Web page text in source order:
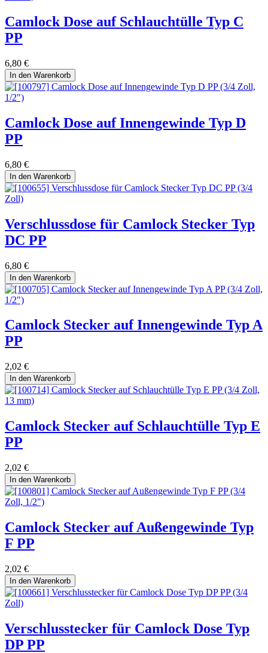
Camlock Dose auf Schlauchtülle Typ C
PP
6,80 €
In den Warenkorb
Camlock Dose auf Innengewinde Typ D
PP
6,80 €
In den Warenkorb
Verschlussdose für Camlock Stecker Typ
DC PP
6,80 €
In den Warenkorb
Camlock Stecker auf Innengewinde Typ A
PP
2,02 €
In den Warenkorb
Camlock Stecker auf Schlauchtülle Typ E
PP
2,02 €
In den Warenkorb
Camlock Stecker auf Außengewinde Typ
F PP
2,02 €
In den Warenkorb
Verschlusstecker für Camlock Dose Typ
DP PP